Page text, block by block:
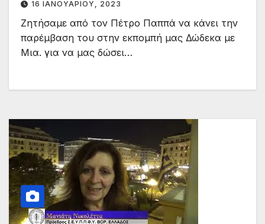
16 ΙΑΝΟΥΑΡΊΟΥ, 2023
Ζητήσαμε από τον Πέτρο Παππά να κάνει την
παρέμβαση του στην εκπομπή μας Δώδεκα με
Μια. για να μας δώσει…